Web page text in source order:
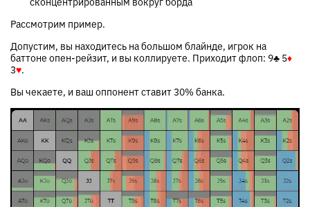
Рассмотрим пример.
Допустим, вы находитесь на большом блайнде, игрок на
баттоне опен-рейзит, и вы коллируете. Приходит флоп: 9♣ 5♦
3♥.
Вы чекаете, и ваш оппонент ставит 30% банка.